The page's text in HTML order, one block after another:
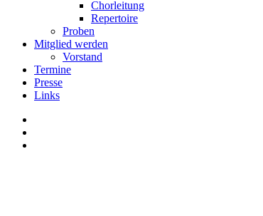
Chorleitung
Repertoire
Proben
Mitglied werden
Vorstand
Termine
Presse
Links